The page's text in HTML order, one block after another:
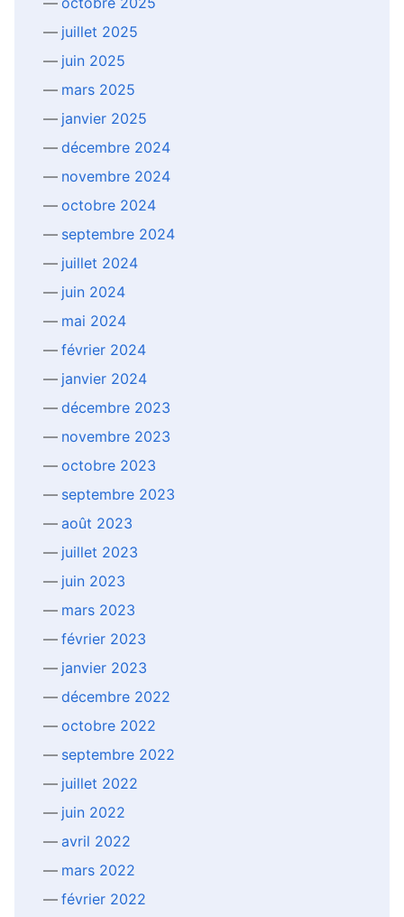
juillet 2025
juin 2025
mars 2025
janvier 2025
décembre 2024
novembre 2024
octobre 2024
septembre 2024
juillet 2024
juin 2024
mai 2024
février 2024
janvier 2024
décembre 2023
novembre 2023
octobre 2023
septembre 2023
août 2023
juillet 2023
juin 2023
mars 2023
février 2023
janvier 2023
décembre 2022
octobre 2022
septembre 2022
juillet 2022
juin 2022
avril 2022
mars 2022
février 2022